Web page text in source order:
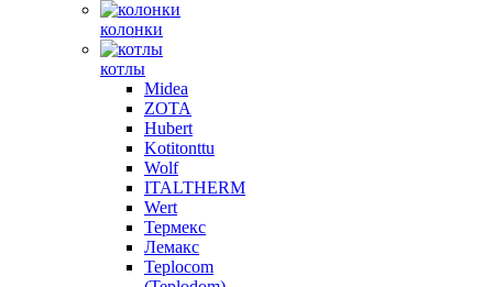
колонки
котлы
Midea
ZOTA
Hubert
Kotitonttu
Wolf
ITALTHERM
Wert
Термекс
Лемакс
Teplocom